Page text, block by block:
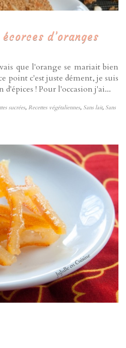
d’oranges
que l'orange se mariait bien
point c'est juste dément, je suis
d'épices ! Pour l'occasion j'ai...
sucrées, Recettes végétaliennes, Sans lait, Sans